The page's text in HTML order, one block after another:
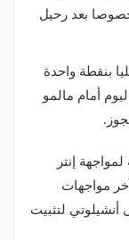
بعد رحيل
بنقطة واحدة
أمام مالمو
إنتر
مواجهات
لتثبيت